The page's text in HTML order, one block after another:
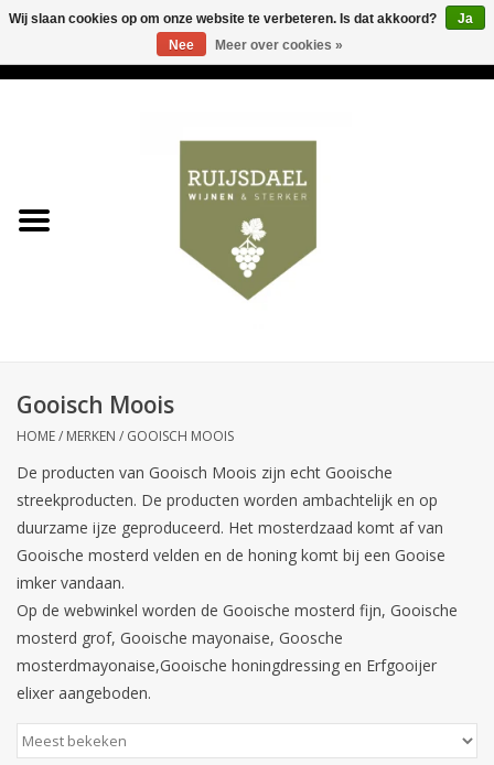
& sterker
Contact
Relatiegeschenken
Gooisch Moois
HOME/ MERKEN / GOOISCH MOOIS
De producten van Gooisch Moois zijn echt Gooische
streekproducten. De producten worden ambachtelijk en op
duurzame ijze geproduceerd. Het mosterdzaad komt af van
Gooische mosterd velden en de honing komt bij een Gooise
imker vandaan.
Op de webwinkel worden de Gooische mosterd fijn, Gooische
mosterd grof, Gooische mayonaise, Goosche
mosterdmayonaise,Gooische honingdressing en Erfgooijer
elixer aangeboden.
Wij slaan cookies op om onze website te verbeteren. Is dat akkoord?
Ja
Nee
Meer over cookies »